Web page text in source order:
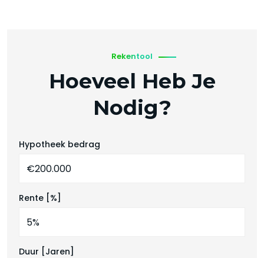
Rekentool
Hoeveel Heb Je
Nodig?
Hypotheek bedrag
Rente [%]
Duur [Jaren]